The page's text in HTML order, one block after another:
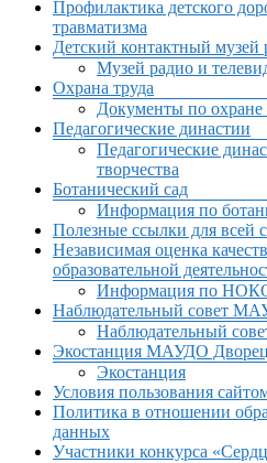
Профилактика детского
травматизма
Детский контактный музей
Музей радио и
Охрана труда
Документы по охране
Педагогические династии
Педагогические
творчества
Ботанический сад
Информация по
Полезные ссылки для всей
Независимая оценка
образовательной
Информация по
Наблюдательный совет
Наблюдательный
Экостанция МАУДО Дворец
Экостанция
Условия пользования
Политика в отношении
данных
Участники конкурса